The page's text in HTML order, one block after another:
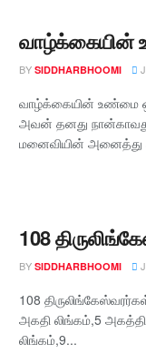
BY SIDDHARBHOOMI
வாழ்க்கையின் உண்மை
அவன் தனது
மனைவியின் அனைத்து
108
BY SIDDHARBHOOMI
108
அகதி லிங்கம்,5
லிங்கம்,9...